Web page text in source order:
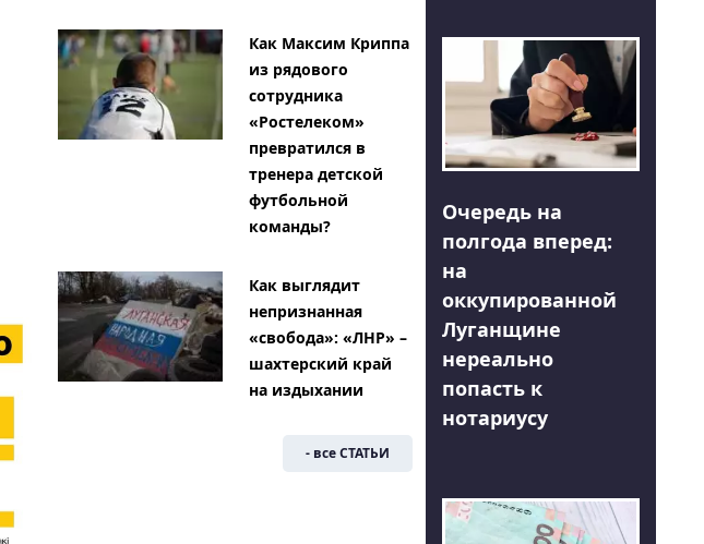
Как Максим Криппа
из рядового
сотрудника
«Ростелеком»
превратился в
тренера детской
футбольной
команды?
Как выглядит
непризнанная
«свобода»: «ЛНР» –
шахтерский край
на издыхании
- все СТАТЬИ
Очередь на
полгода вперед:
на
оккупированной
Луганщине
нереально
попасть к
нотариусу